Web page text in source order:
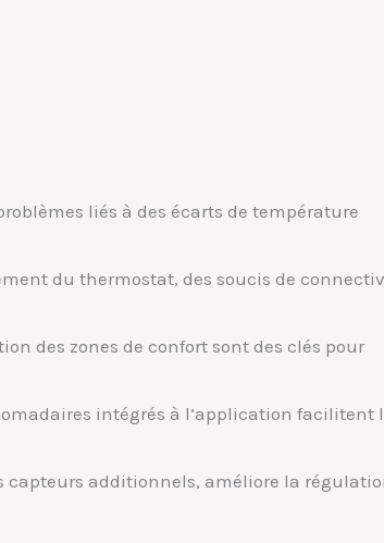
liés à des écarts de température
du thermostat, des soucis de
des zones de confort sont des clés pour
intégrés à l’application facilitent
capteurs additionnels, améliore la